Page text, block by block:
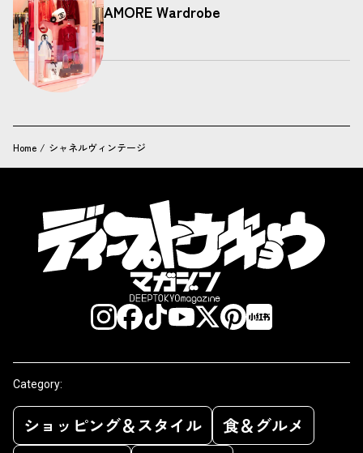
AMORE Wardrobe
Home / シャネルヴィンテージ
Category:
ショッピング＆スタイル
食＆グルメ